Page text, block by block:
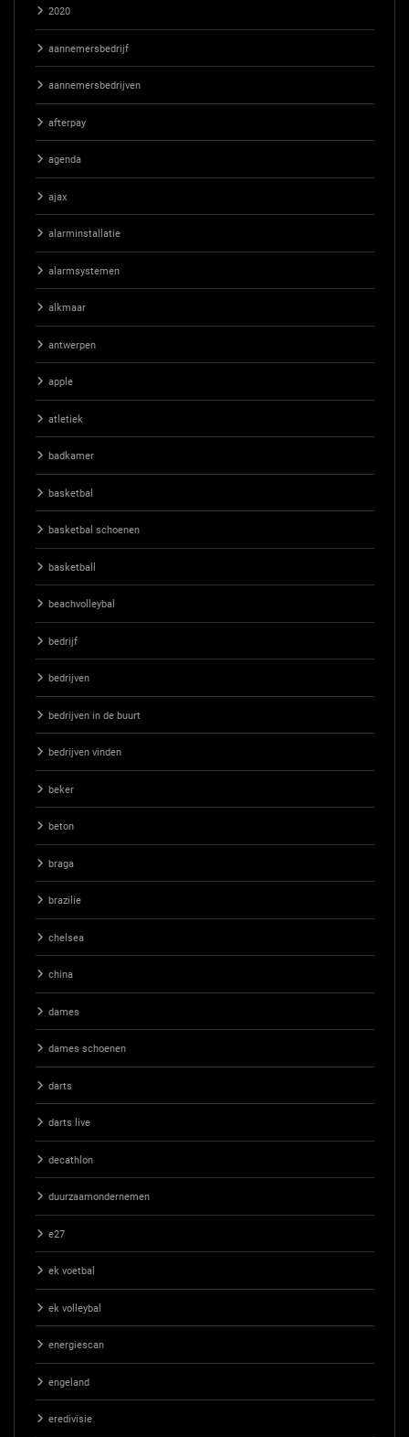
2020
aannemersbedrijf
aannemersbedrijven
afterpay
agenda
ajax
alarminstallatie
alarmsystemen
alkmaar
antwerpen
apple
atletiek
badkamer
basketbal
basketbal schoenen
basketball
beachvolleybal
bedrijf
bedrijven
bedrijven in de buurt
bedrijven vinden
beker
beton
braga
brazilie
chelsea
china
dames
dames schoenen
darts
darts live
decathlon
duurzaamondernemen
e27
ek voetbal
ek volleybal
energiescan
engeland
eredivisie